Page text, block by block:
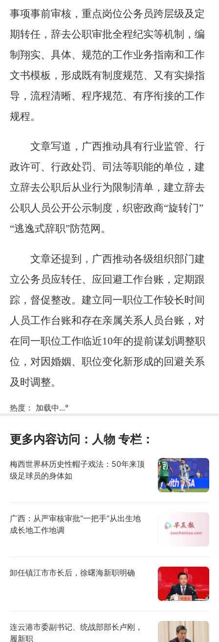
事项事前审核，重点岗位公务员跨层级及定
期转任，辞去公职审批全程纪实等机制，编
制翔实、具体、规范的工作业务指南和工作
文书模板，形成既有制度规范、又有实操指
导，流程清晰、程序规范、有序衔接的工作
规程。
文章写道，广西推动具有行业监管、行
政许可、行政处罚、司法等职能的单位，建
立辞去公职后从业行为限制清单，建立辞去
公职人员公开公示制度，织密政商“旋转门”
“逃逸式辞职”防范网。
文章还提到，广西推动各级组织部门建
立公务员应转任、应回避工作台账，定期跟
踪，督促整改。建立同一职位工作较长时间
人员工作台账和存在亲属关系人员台账，对
在同一职位工作临近10年的提前谋划调整职
位，对因婚姻、职位变化新形成的回避关系
及时调整。
热度： 加载中...°
更多内容访问： 人物 专栏：
梅西世界杯历史性帽子戏法：50年来顶
级足球员的身体如
广西：从严审核审批“一把手”从出生地
成长地工作地调
卸任镇江市市长后，徐曙海新职明确
连云港市委副书记、统战部部长卢刚，
履新职